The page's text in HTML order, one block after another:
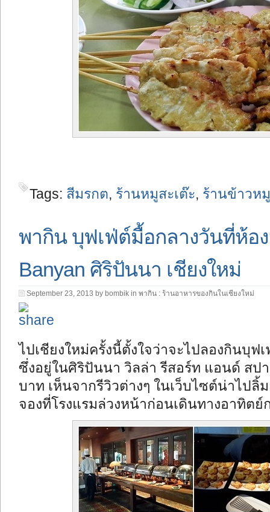
Tags: สีมรกต, ร้านหมูสะเต๊ะ, ร้านข้าวห
พากิน บุฟเฟ่ต์มื้อกลางวันที่ห้อ
Banyan ศิริปันนา เชียงใหม่
September 23, 2013 by bombik in พากิน : ร้านอาหารของกินในเชียงใหม่
ไปเชียงใหม่ครั้งนี้ตั้งใจว่าจะไปลองกินบุ
ซึ่งอยู่ในศิริปันนา วิลล่า รีสอร์ท แอนด์ สป
บาท เห็นจากรีวิวต่างๆ ในเว็บไซต์น่าไป
จองที่โรงแรมล่วงหน้าก่อนเดินทางอาทิตย์